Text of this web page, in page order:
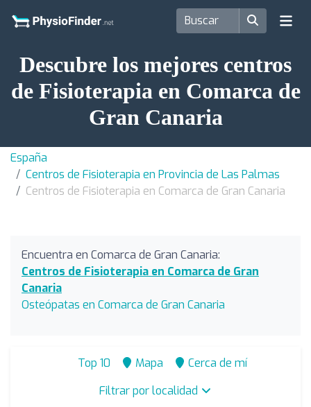
Descubre los mejores centros
de Fisioterapia en Comarca de
Gran Canaria
España
Centros de Fisioterapia en Provincia de Las Palmas
Centros de Fisioterapia en Comarca de Gran Canaria
Encuentra en Comarca de Gran Canaria:
Centros de Fisioterapia en Comarca de Gran
Canaria
Osteópatas en Comarca de Gran Canaria
Top 10 Mapa
Cerca de mí
Filtrar por localidad